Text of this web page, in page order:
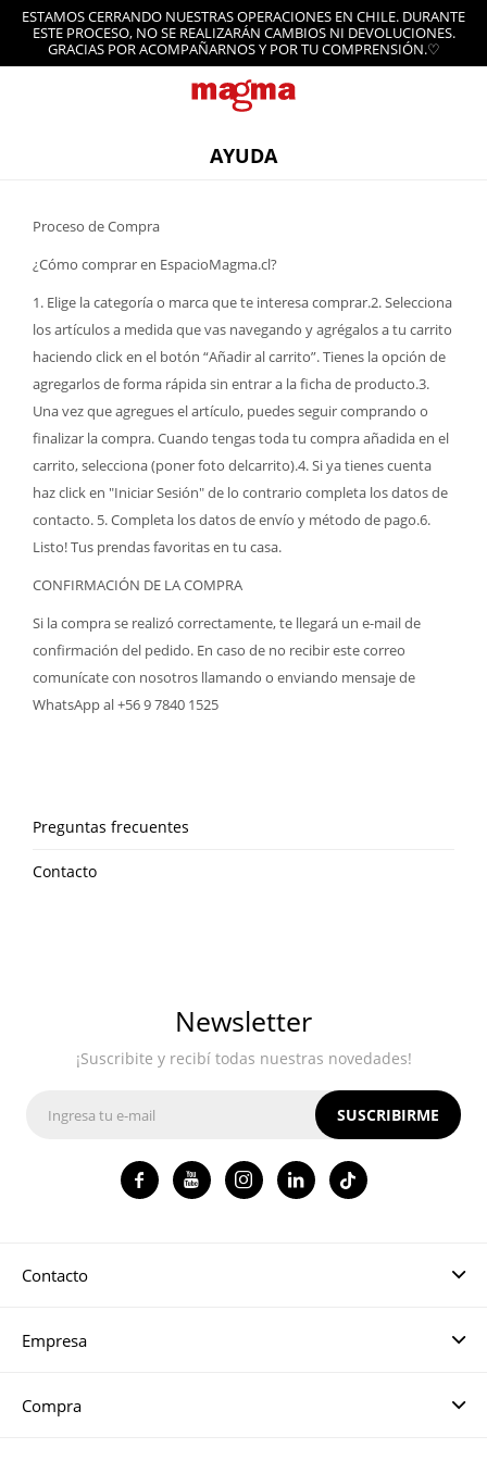
ESTAMOS CERRANDO NUESTRAS OPERACIONES EN CHILE. DURANTE
ESTE PROCESO, NO SE REALIZARÁN CAMBIOS NI DEVOLUCIONES.
GRACIAS POR ACOMPAÑARNOS Y POR TU COMPRENSIÓN.♡
AYUDA
Proceso de Compra
¿Cómo comprar en EspacioMagma.cl?
1. Elige la categoría o marca que te interesa comprar.2. Selecciona
los artículos a medida que vas navegando y agrégalos a tu carrito
haciendo click en el botón “Añadir al carrito”. Tienes la opción de
agregarlos de forma rápida sin entrar a la ficha de producto.3.
Una vez que agregues el artículo, puedes seguir comprando o
finalizar la compra. Cuando tengas toda tu compra añadida en el
carrito, selecciona (poner foto delcarrito).4. Si ya tienes cuenta
haz click en "Iniciar Sesión" de lo contrario completa los datos de
contacto. 5. Completa los datos de envío y método de pago.6.
Listo! Tus prendas favoritas en tu casa.
CONFIRMACIÓN DE LA COMPRA
Si la compra se realizó correctamente, te llegará un e-mail de
confirmación del pedido. En caso de no recibir este correo
comunícate con nosotros llamando o enviando mensaje de
WhatsApp al +56 9 7840 1525
Preguntas frecuentes
Contacto
Contacto
Empresa
Compra
Newsletter
¡Suscribite y recibí todas nuestras novedades!
SUSCRIBIRME
   